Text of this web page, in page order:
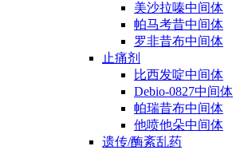
美沙拉嗪中间体
帕马考昔中间体
罗非昔布中间体
止痛剂
比西发啶中间体
Debio-0827中间体
帕瑞昔布中间体
他喷他朵中间体
遗传/酶紊乱药